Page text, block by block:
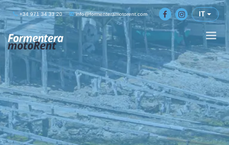
+34 971 34 33 20 info@formenteramotorent.com IT